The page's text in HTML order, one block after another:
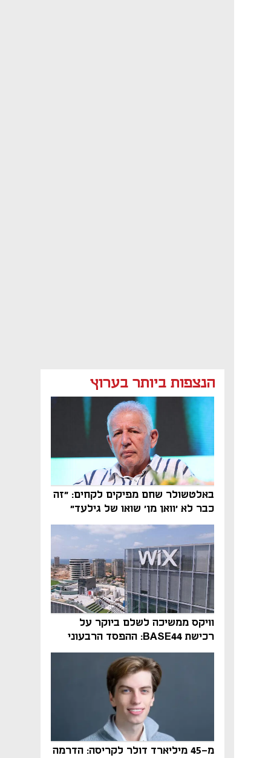
הנצפות ביותר בערוץ
באלטשולר שחם מפיקים לקחים: "זה
כבר לא 'וואן מן' שואו של גילעד"
וויקס ממשיכה לשלם ביוקר על
רכישת BASE44: ההפסד הרבעוני
זינק ל-76 מיליון דולר
מ-45 מיליארד דולר לקריסה: הדרמה